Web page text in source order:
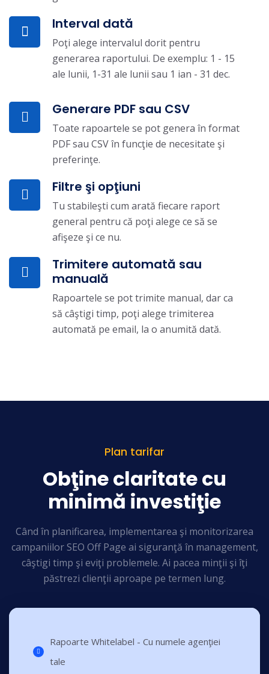
Interval dată
Poţi alege intervalul dorit pentru
generarea raportului. De exemplu: 1 - 15
ale lunii, 1-31 ale lunii sau 1 ian - 31 dec.
Generare PDF sau CSV
Toate rapoartele se pot genera în format
PDF sau CSV în funcţie de necesitate şi
preferinţe.
Filtre şi opţiuni
Tu stabileşti cum arată fiecare raport
general pentru că poţi alege ce să se
afişeze şi ce nu.
Trimitere automată sau
manuală
Rapoartele se pot trimite manual, dar ca
să câştigi timp, poţi alege trimiterea
automată pe email, la o anumită dată.
Plan tarifar
Obţine claritate cu
minimă investiţie
Când în planificarea, implementarea şi monitorizarea
campaniilor SEO Off Page ai siguranţă în management,
câştigi timp şi eviţi problemele. Ai pacea minţii şi îţi
păstrezi clienţii aproape pe termen lung.
Rapoarte Whitelabel - Cu numele agenţiei
tale